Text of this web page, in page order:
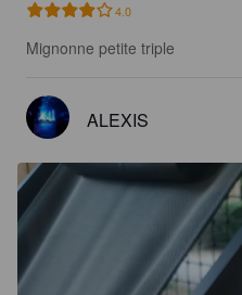
4.0
Mignonne petite triple
ALEXIS